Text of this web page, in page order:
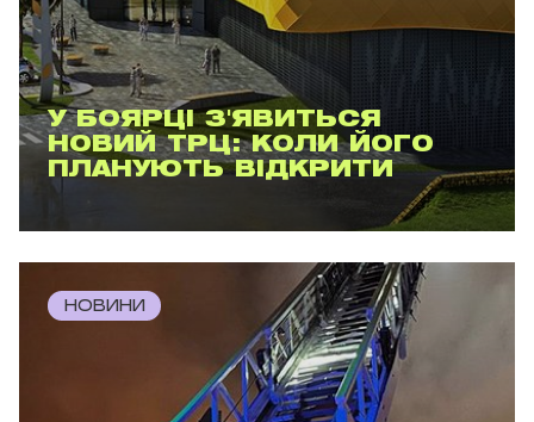
У БОЯРЦІ З'ЯВИТЬСЯ
НОВИЙ ТРЦ: КОЛИ ЙОГО
ПЛАНУЮТЬ ВІДКРИТИ
НОВИНИ